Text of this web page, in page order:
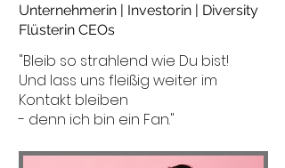
Unternehmerin | Investorin | Diversity
Flüsterin CEOs
"Bleib so strahlend wie Du bist!
Und lass uns fleißig weiter im
Kontakt bleiben
- denn ich bin ein Fan."